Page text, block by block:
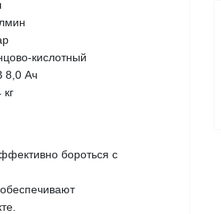
кислотный
8,0 Ач
кг
бороться с